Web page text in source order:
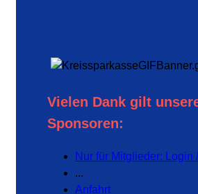
Vielen Dank gilt
Sponsoren:
Nur für Mitglieder: Login
...
Anfahrt